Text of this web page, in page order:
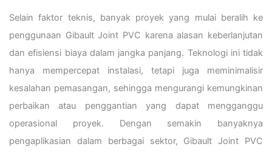
Selain faktor teknis, banyak proyek yang mulai beralih ke
penggunaan Gibault Joint PVC karena alasan keberlanjutan
dan efisiensi biaya dalam jangka panjang. Teknologi ini tidak
hanya mempercepat instalasi, tetapi juga meminimalisir
kesalahan pemasangan, sehingga mengurangi kemungkinan
perbaikan atau penggantian yang dapat mengganggu
operasional proyek. Dengan semakin banyaknya
pengaplikasian dalam berbagai sektor, Gibault Joint PVC